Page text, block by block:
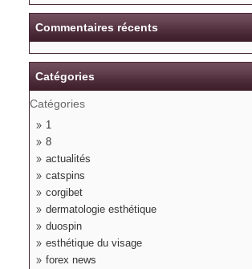
Commentaires récents
Catégories
Catégories
1
8
actualités
catspins
corgibet
dermatologie esthétique
duospin
esthétique du visage
forex news